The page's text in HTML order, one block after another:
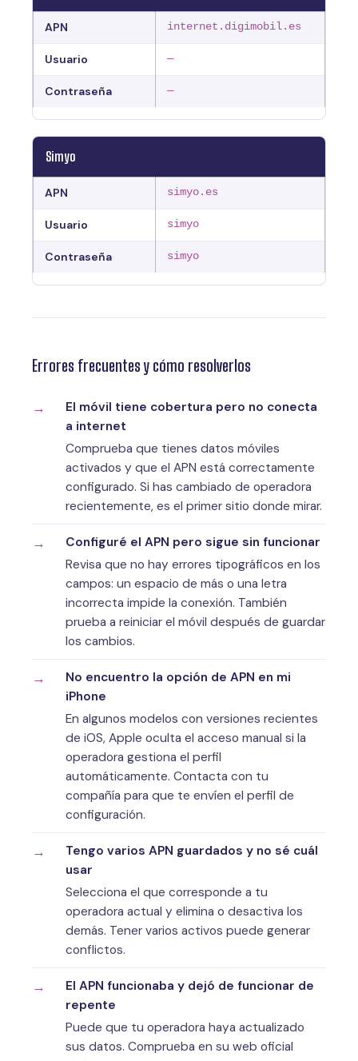
APN internet.digimobil.es
Usuario —
Contraseña —
Simyo
APN simyo.es
Usuario simyo
Contraseña simyo
Errores frecuentes y cómo resolverlos
El móvil tiene cobertura pero no conecta
a internet
Comprueba que tienes datos móviles
activados y que el APN está correctamente
configurado. Si has cambiado de operadora
recientemente, es el primer sitio donde mirar.
Configuré el APN pero sigue sin funcionar
Revisa que no hay errores tipográficos en los
campos: un espacio de más o una letra
incorrecta impide la conexión. También
prueba a reiniciar el móvil después de guardar
los cambios.
No encuentro la opción de APN en mi
iPhone
En algunos modelos con versiones recientes
de iOS, Apple oculta el acceso manual si la
operadora gestiona el perfil
automáticamente. Contacta con tu
compañía para que te envíen el perfil de
configuración.
Tengo varios APN guardados y no sé cuál
usar
Selecciona el que corresponde a tu
operadora actual y elimina o desactiva los
demás. Tener varios activos puede generar
conflictos.
El APN funcionaba y dejó de funcionar de
repente
Puede que tu operadora haya actualizado
sus datos. Comprueba en su web oficial